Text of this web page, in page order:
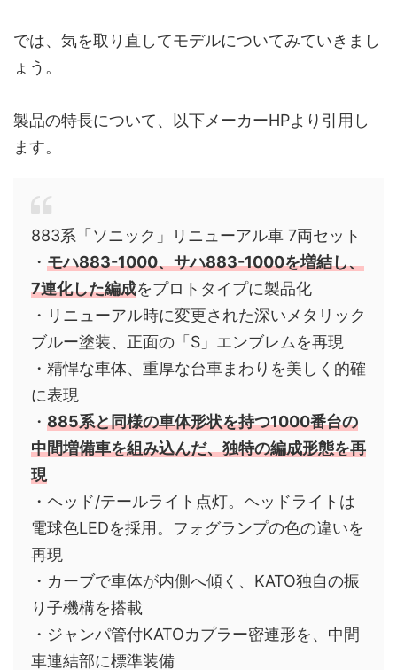
では、気を取り直してモデルについてみていきまし
ょう。
製品の特長について、以下メーカーHPより引用し
ます。
883系「ソニック」リニューアル車 7両セット
・ モハ883-1000、サハ883-1000を増結し、
7連化した編成をプロトタイプに製品化
・リニューアル時に変更された深いメタリック
ブルー塗装、正面の「S」エンブレムを再現
・精悍な車体、重厚な台車まわりを美しく的確
に表現
・ 885系と同様の車体形状を持つ1000番台の
中間増備車を組み込んだ、独特の編成形態を再
現
・ヘッド/テールライト点灯。ヘッドライトは
電球色LEDを採用。フォグランプの色の違いを
再現
・カーブで車体が内側へ傾く、KATO独自の振
り子機構を搭載
・ジャンパ管付KATOカプラー密連形を、中間
車連結部に標準装備